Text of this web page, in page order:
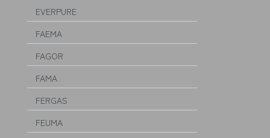
EVERPURE
FAEMA
FAGOR
FAMA
FERGAS
FEUMA